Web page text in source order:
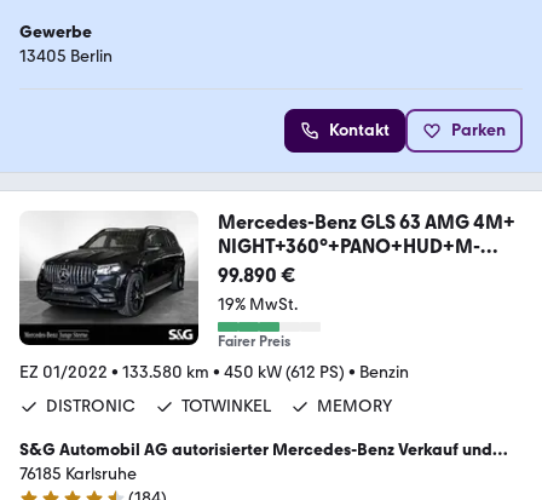
Gewerbe
13405 Berlin
Kontakt Parken
Mercedes-Benz GLS 63 AMG 4M+
NIGHT+360°+PANO+HUD+M-
LED+BURMEST
99.890 €
19% MwSt.
Fairer Preis
EZ 01/2022 • 133.580 km • 450 kW (612 PS) • Benzin
DISTRONIC
TOTWINKEL MEMORY
S&G Automobil AG autorisierter Mercedes-Benz Verkauf und
Service
76185 Karlsruhe